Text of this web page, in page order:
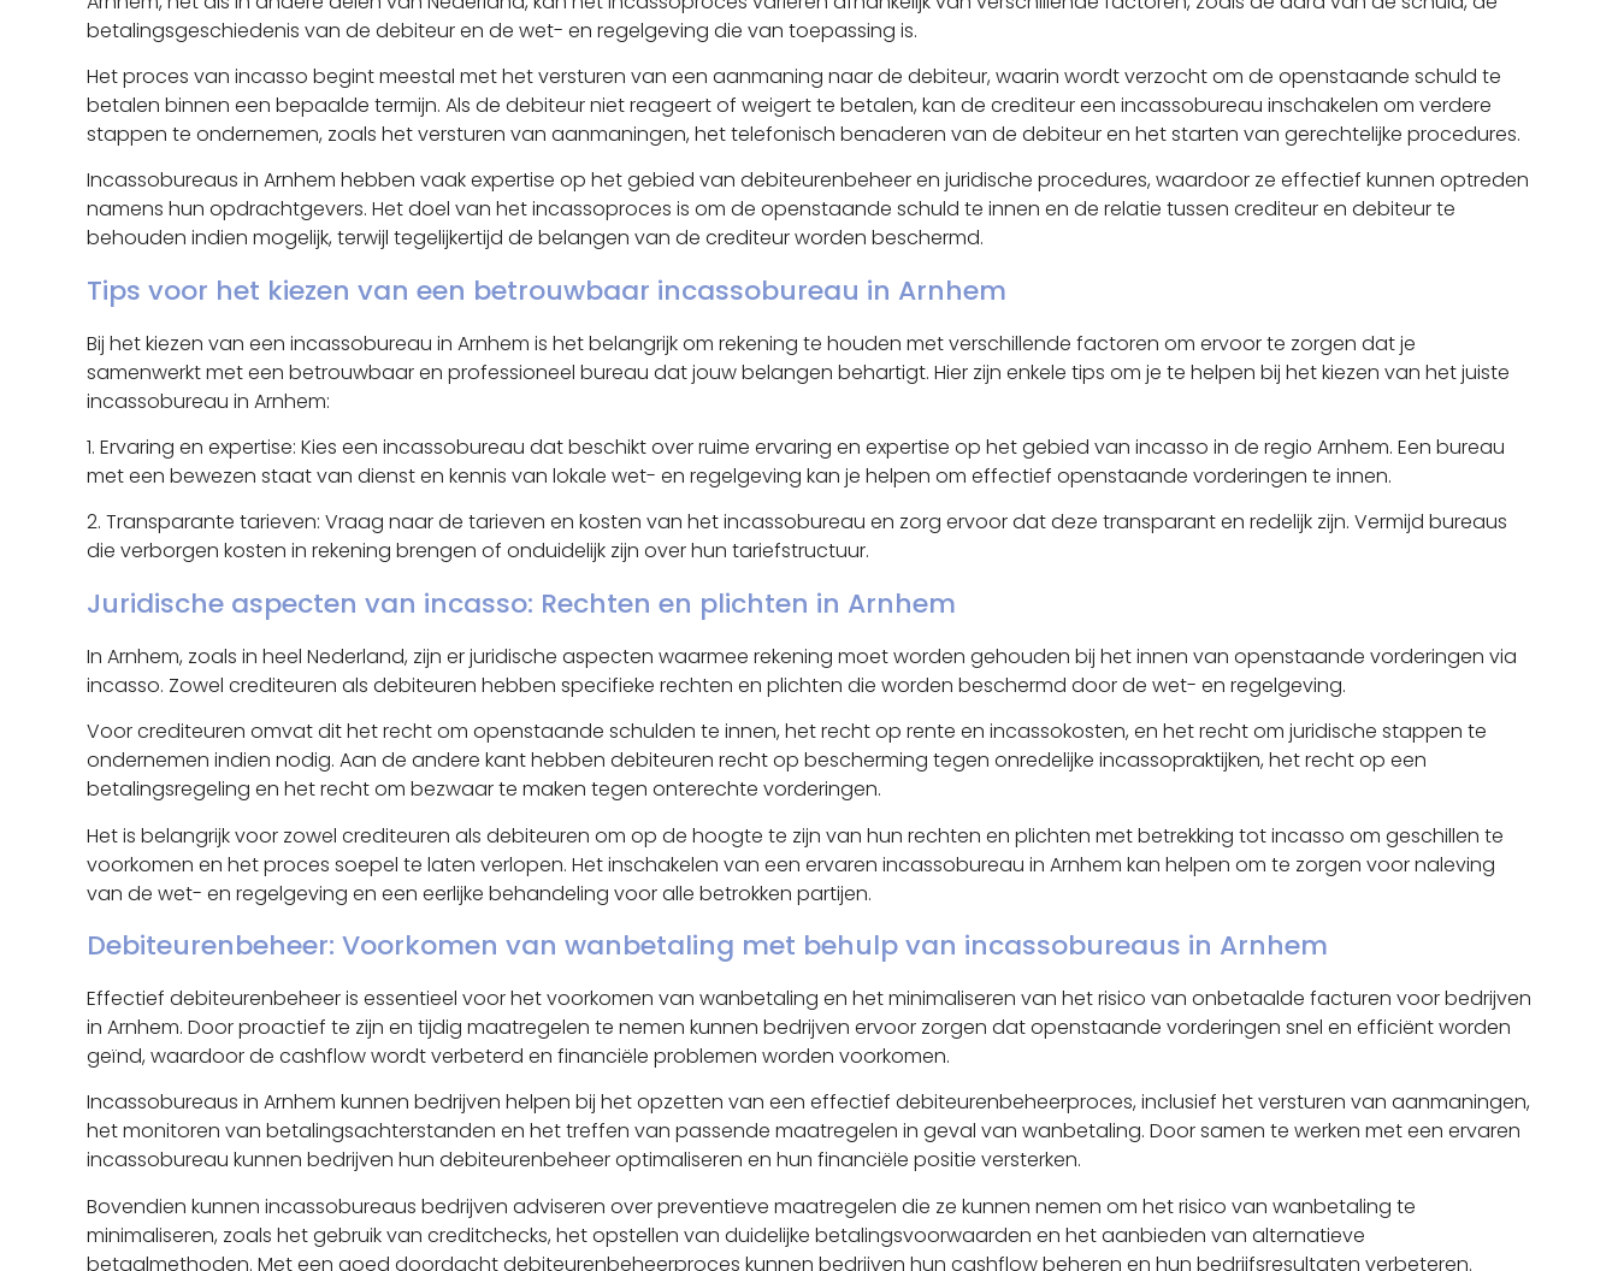
betalingsgeschiedenis van de debiteur en de wet- en regelgeving die van toepassing is.
Het proces van incasso begint meestal met het versturen van een aanmaning naar de debiteur, waarin wordt verzocht om de openstaande schuld te
betalen binnen een bepaalde termijn. Als de debiteur niet reageert of weigert te betalen, kan de crediteur een incassobureau inschakelen om verdere
stappen te ondernemen, zoals het versturen van aanmaningen, het telefonisch benaderen van de debiteur en het starten van gerechtelijke procedures.
Incassobureaus in Arnhem hebben vaak expertise op het gebied van debiteurenbeheer en juridische procedures, waardoor ze effectief kunnen optreden
namens hun opdrachtgevers. Het doel van het incassoproces is om de openstaande schuld te innen en de relatie tussen crediteur en debiteur te
behouden indien mogelijk, terwijl tegelijkertijd de belangen van de crediteur worden beschermd.
Tips voor het kiezen van een betrouwbaar incassobureau in Arnhem
Bij het kiezen van een incassobureau in Arnhem is het belangrijk om rekening te houden met verschillende factoren om ervoor te zorgen dat je
samenwerkt met een betrouwbaar en professioneel bureau dat jouw belangen behartigt. Hier zijn enkele tips om je te helpen bij het kiezen van het juiste
incassobureau in Arnhem:
1. Ervaring en expertise: Kies een incassobureau dat beschikt over ruime ervaring en expertise op het gebied van incasso in de regio Arnhem. Een bureau
met een bewezen staat van dienst en kennis van lokale wet- en regelgeving kan je helpen om effectief openstaande vorderingen te innen.
2. Transparante tarieven: Vraag naar de tarieven en kosten van het incassobureau en zorg ervoor dat deze transparant en redelijk zijn. Vermijd bureaus
die verborgen kosten in rekening brengen of onduidelijk zijn over hun tariefstructuur.
Juridische aspecten van incasso: Rechten en plichten in Arnhem
In Arnhem, zoals in heel Nederland, zijn er juridische aspecten waarmee rekening moet worden gehouden bij het innen van openstaande vorderingen via
incasso. Zowel crediteuren als debiteuren hebben specifieke rechten en plichten die worden beschermd door de wet- en regelgeving.
Voor crediteuren omvat dit het recht om openstaande schulden te innen, het recht op rente en incassokosten, en het recht om juridische stappen te
ondernemen indien nodig. Aan de andere kant hebben debiteuren recht op bescherming tegen onredelijke incassopraktijken, het recht op een
betalingsregeling en het recht om bezwaar te maken tegen onterechte vorderingen.
Het is belangrijk voor zowel crediteuren als debiteuren om op de hoogte te zijn van hun rechten en plichten met betrekking tot incasso om geschillen te
voorkomen en het proces soepel te laten verlopen. Het inschakelen van een ervaren incassobureau in Arnhem kan helpen om te zorgen voor naleving
van de wet- en regelgeving en een eerlijke behandeling voor alle betrokken partijen.
Debiteurenbeheer: Voorkomen van wanbetaling met behulp van incassobureaus in Arnhem
Effectief debiteurenbeheer is essentieel voor het voorkomen van wanbetaling en het minimaliseren van het risico van onbetaalde facturen voor bedrijven
in Arnhem. Door proactief te zijn en tijdig maatregelen te nemen kunnen bedrijven ervoor zorgen dat openstaande vorderingen snel en efficiënt worden
geïnd, waardoor de cashflow wordt verbeterd en financiële problemen worden voorkomen.
Incassobureaus in Arnhem kunnen bedrijven helpen bij het opzetten van een effectief debiteurenbeheerproces, inclusief het versturen van aanmaningen,
het monitoren van betalingsachterstanden en het treffen van passende maatregelen in geval van wanbetaling. Door samen te werken met een ervaren
incassobureau kunnen bedrijven hun debiteurenbeheer optimaliseren en hun financiële positie versterken.
Bovendien kunnen incassobureaus bedrijven adviseren over preventieve maatregelen die ze kunnen nemen om het risico van wanbetaling te
minimaliseren, zoals het gebruik van creditchecks, het opstellen van duidelijke betalingsvoorwaarden en het aanbieden van alternatieve
betaalmethoden. Met een goed doordacht debiteurenbeheerproces kunnen bedrijven hun cashflow beheren en hun bedrijfsresultaten verbeteren.